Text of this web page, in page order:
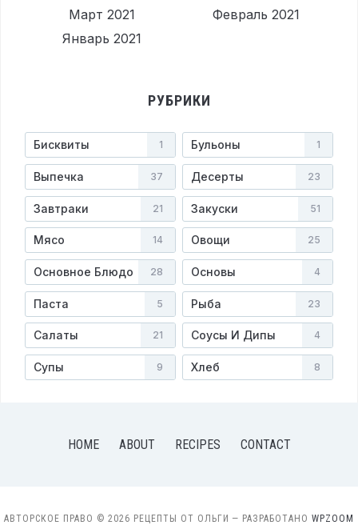
Март 2021
Февраль 2021
Январь 2021
РУБРИКИ
Бисквиты 1 Бульоны 1
Выпечка 37 Десерты 23
Завтраки 21 Закуски 51
Мясо 14 Овощи 25
Основное Блюдо 28 Основы 4
Паста 5 Рыба 23
Салаты 21 Соусы И Дипы 4
Супы 9 Хлеб 8
HOME ABOUT RECIPES CONTACT
АВТОРСКОЕ ПРАВО © 2026 РЕЦЕПТЫ ОТ ОЛЬГИ — РАЗРАБОТАНО WPZOOM